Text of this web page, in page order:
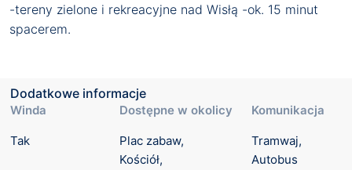
-tereny zielone i rekreacyjne nad Wisłą -ok. 15 minut
spacerem.
Dodatkowe informacje
Winda
Tak
Dostępne w okolicy
Plac zabaw,
Kościół,
Komunikacja
Tramwaj,
Autobus